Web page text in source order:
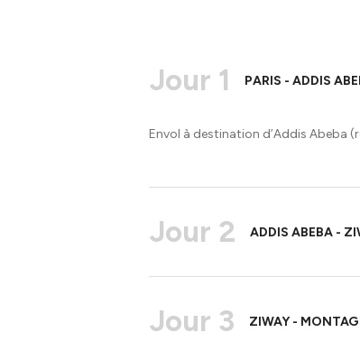
Jour 1 PARIS - ADDIS
Envol à destination d’Addis Abeba
Jour 2 ADDIS ABEBA -
Jour 3 ZIWAY -